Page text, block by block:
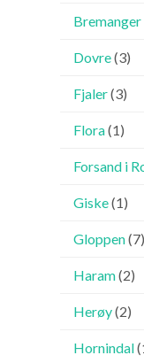
Bremanger
Dovre(3)
Fjaler(3)
Flora(1)
Forsand i
Giske(1)
Gloppen(7)
Haram(2)
Herøy(2)
Hornindal